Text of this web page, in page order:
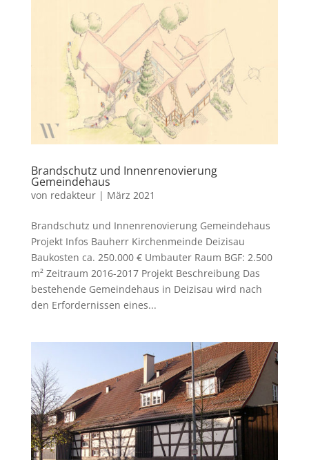
Brandschutz und Innenrenovierung
Gemeindehaus
von redakteur| März 2021
Brandschutz und Innenrenovierung Gemeindehaus
Projekt Infos Bauherr Kirchenmeinde Deizisau
Baukosten ca. 250.000 € Umbauter Raum BGF: 2.500
m² Zeitraum 2016-2017 Projekt Beschreibung Das
bestehende Gemeindehaus in Deizisau wird nach
den Erfordernissen eines...